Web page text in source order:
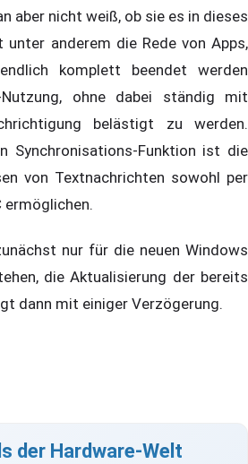
aber nicht weiß, ob sie es in dieses
anderem die Rede von Apps,
komplett beendet werden
ohne dabei ständig mit
belästigt zu werden.
Synchronisations-Funktion ist die
von Textnachrichten sowohl per
ermöglichen.
nur für die neuen Windows
die Aktualisierung der bereits
dann mit einiger Verzögerung.
der Hardware-Welt